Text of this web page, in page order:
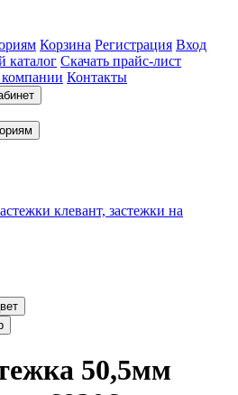
Корзина Регистрация Вход
каталог Скачать прайс-лист
Контакты
клевант, застежки на
другой цвет
50,5мм